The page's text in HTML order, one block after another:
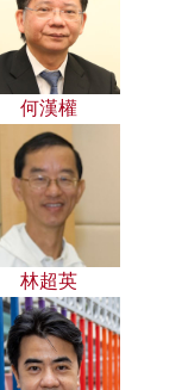
何漢權
林超英